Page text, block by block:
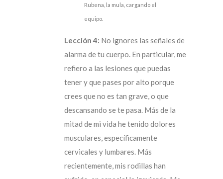
Rubena, la mula, cargando el
equipo.
Lección 4: No ignores las señales de
alarma de tu cuerpo. En particular, me
refiero a las lesiones que puedas
tener y que pases por alto porque
crees que no es tan grave, o que
descansando se te pasa. Más de la
mitad de mi vida he tenido dolores
musculares, específicamente
cervicales y lumbares. Más
recientemente, mis rodillas han